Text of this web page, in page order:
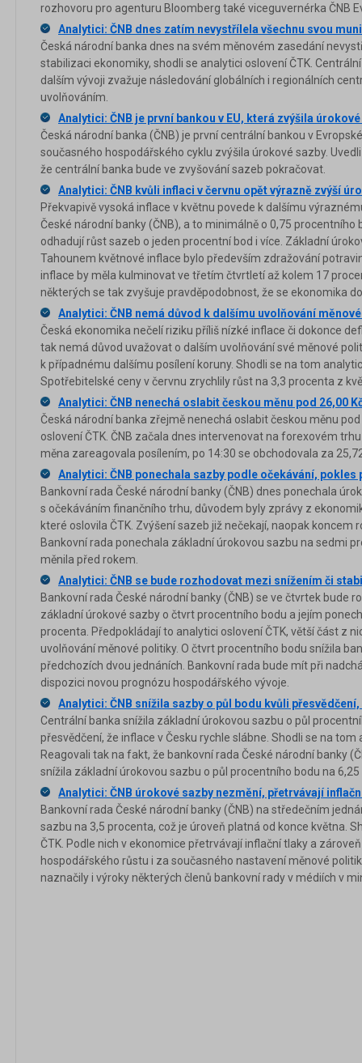
rozhovoru pro agenturu Bloomberg také viceguvernérka ČNB
Analytici: ČNB dnes zatím nevystřílela všechnu svou
Česká národní banka dnes na svém měnovém zasedání
stabilizaci ekonomiky, shodli se analytici oslovení ČTK.
dalším vývoji zvažuje následování globálních i regionálních
uvolňováním.
Analytici: ČNB je první bankou v EU, která zvýšila
Česká národní banka (ČNB) je první centrální bankou v
současného hospodářského cyklu zvýšila úrokové sazby.
že centrální banka bude ve zvyšování sazeb pokračovat.
Analytici: ČNB kvůli inflaci v červnu opět výrazně zvýší
Překvapivě vysoká inflace v květnu povede k dalšímu
České národní banky (ČNB), a to minimálně o 0,75
odhadují růst sazeb o jeden procentní bod i více. Základní
Tahounem květnové inflace bylo především zdražování
inflace by měla kulminovat ve třetím čtvrtletí až kolem 17
některých se tak zvyšuje pravděpodobnost, že se ekonomika
Analytici: ČNB nemá důvod k dalšímu uvolňování
Česká ekonomika nečelí riziku příliš nízké inflace či dokonce
tak nemá důvod uvažovat o dalším uvolňování své měnové
k případnému dalšímu posílení koruny. Shodli se na tom
Spotřebitelské ceny v červnu zrychlily růst na 3,3 procenta z
Analytici: ČNB nenechá oslabit českou měnu pod 26,00
Česká národní banka zřejmě nenechá oslabit českou měnu
oslovení ČTK. ČNB začala dnes intervenovat na forexovém
měna zareagovala posílením, po 14:30 se obchodovala za
Analytici: ČNB ponechala sazby podle očekávání,
Bankovní rada České národní banky (ČNB) dnes ponechala
s očekáváním finančního trhu, důvodem byly zprávy z
které oslovila ČTK. Zvýšení sazeb již nečekají, naopak koncem
Bankovní rada ponechala základní úrokovou sazbu na sedmi
měnila před rokem.
Analytici: ČNB se bude rozhodovat mezi snížením či
Bankovní rada České národní banky (ČNB) se ve čtvrtek bude
základní úrokové sazby o čtvrt procentního bodu a jejím
procenta. Předpokládají to analytici oslovení ČTK, větší část z
uvolňování měnové politiky. O čtvrt procentního bodu snížila
předchozích dvou jednáních. Bankovní rada bude mít při
dispozici novou prognózu hospodářského vývoje.
Analytici: ČNB snížila sazby o půl bodu kvůli
Centrální banka snížila základní úrokovou sazbu o půl
přesvědčení, že inflace v Česku rychle slábne. Shodli se na tom
Reagovali tak na fakt, že bankovní rada České národní banky
snížila základní úrokovou sazbu o půl procentního bodu na
Analytici: ČNB úrokové sazby nezmění, přetrvávají
Bankovní rada České národní banky (ČNB) na středečním
sazbu na 3,5 procenta, což je úroveň platná od konce května.
ČTK. Podle nich v ekonomice přetrvávají inflační tlaky a
hospodářského růstu i za současného nastavení měnové
naznačily i výroky některých členů bankovní rady v médiích v